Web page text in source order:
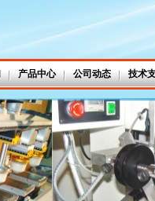
产品中心 公司动态 技术